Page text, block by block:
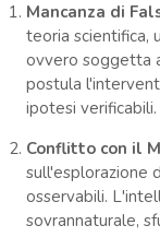
Mancanza di
teoria scientifica,
ovvero soggetta
postula
ipotesi verificabili.
Conflitto con il
sull'esplorazione
osservabili.
sovrannaturale,